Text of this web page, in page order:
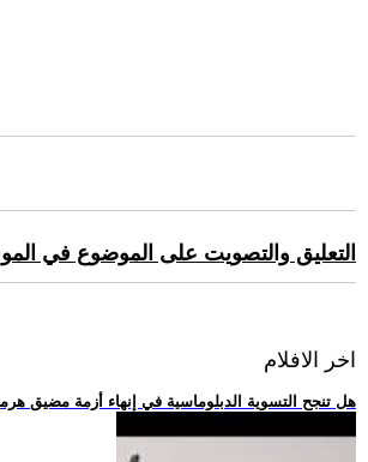
التعليق والتصويت على الموضوع في
اخر الافلام
.. هل تنجح التسوية الدبلوماسية في إنهاء أزمة مضيق